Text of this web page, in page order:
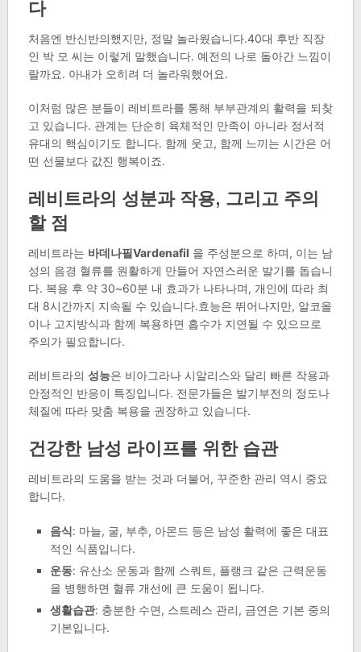
다
처음엔 반신반의했지만, 정말 놀라웠습니다.40대 후반 직장
인 박 모 씨는 이렇게 말했습니다. 예전의 나로 돌아간 느낌이
랄까요. 아내가 오히려 더 놀라워했어요.
이처럼 많은 분들이 레비트라를 통해 부부관계의 활력을 되찾
고 있습니다. 관계는 단순히 육체적인 만족이 아니라 정서적
유대의 핵심이기도 합니다. 함께 웃고, 함께 느끼는 시간은 어
떤 선물보다 값진 행복이죠.
레비트라의 성분과 작용, 그리고 주의
할 점
레비트라는 바데나필Vardenafil 을 주성분으로 하며, 이는 남
성의 음경 혈류를 원활하게 만들어 자연스러운 발기를 돕습니
다. 복용 후 약 30~60분 내 효과가 나타나며, 개인에 따라 최
대 8시간까지 지속될 수 있습니다.효능은 뛰어나지만, 알코올
이나 고지방식과 함께 복용하면 흡수가 지연될 수 있으므로
주의가 필요합니다.
레비트라의 성능은 비아그라나 시알리스와 달리 빠른 작용과
안정적인 반응이 특징입니다. 전문가들은 발기부전의 정도나
체질에 따라 맞춤 복용을 권장하고 있습니다.
건강한 남성 라이프를 위한 습관
레비트라의 도움을 받는 것과 더불어, 꾸준한 관리 역시 중요
합니다.
음식: 마늘, 굴, 부추, 아몬드 등은 남성 활력에 좋은 대표
적인 식품입니다.
운동: 유산소 운동과 함께 스쿼트, 플랭크 같은 근력운동
을 병행하면 혈류 개선에 큰 도움이 됩니다.
생활습관: 충분한 수면, 스트레스 관리, 금연은 기본 중의
기본입니다.